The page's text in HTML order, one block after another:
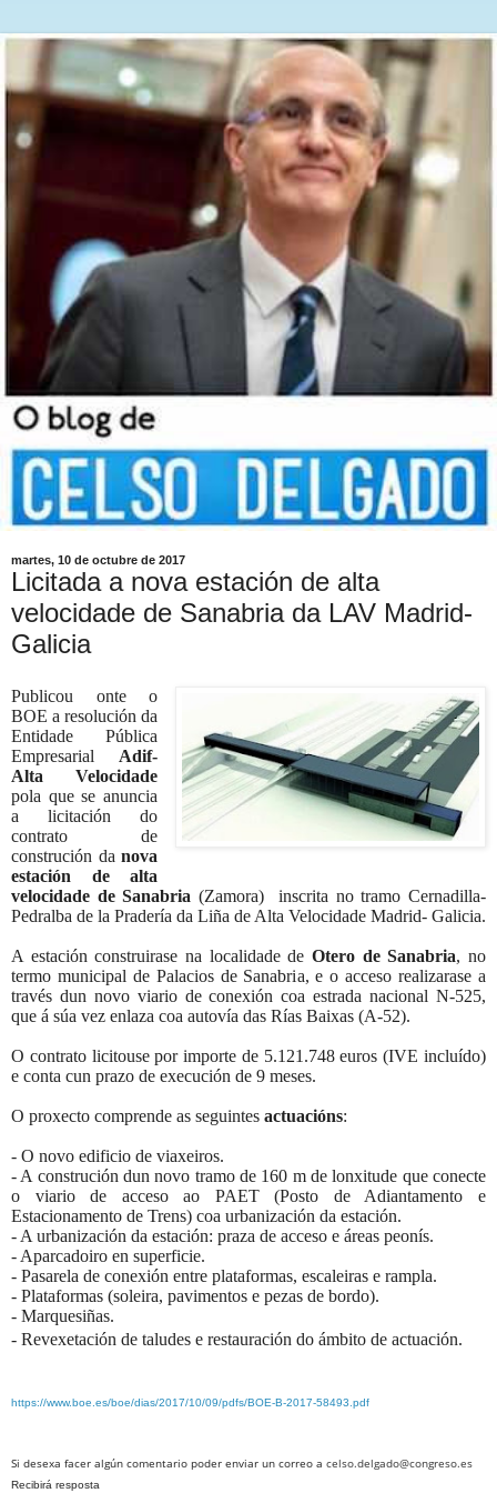
martes, 10 de octubre de 2017
Licitada a nova estación de alta
velocidade de Sanabria da LAV Madrid-
Galicia
Publicou onte o
BOE a resolución da
Entidade Pública
Empresarial Adif-
Alta Velocidade
pola que se anuncia
a licitación do
contrato de
construción danova
estación de alta
velocidade de Sanabria (Zamora) inscrita no tramo Cernadilla-
Pedralba de la Pradería da Liña de Alta Velocidade Madrid- Galicia.
A estación construirase na localidade de Otero de Sanabria, no
termo municipal de Palacios de Sanabria, e o acceso realizarase a
través dun novo viario de conexión coa estrada nacional N-525,
que á súa vez enlaza coa autovía das Rías Baixas (A-52).
O contrato licitouse por importe de 5.121.748 euros (IVE incluído)
e conta cun prazo de execución de 9 meses.
O proxecto comprende as seguintes actuacións:
- O novo edificio de viaxeiros.
- A construción dun novo tramo de 160 m de lonxitude que conecte
o viario de acceso ao PAET (Posto de Adiantamento e
Estacionamento de Trens) coa urbanización da estación.
- A urbanización da estación: praza de acceso e áreas peonís.
- Aparcadoiro en superficie.
- Pasarela de conexión entre plataformas, escaleiras e rampla.
- Plataformas (soleira, pavimentos e pezas de bordo).
- Marquesiñas.
- Revexetación de taludes e restauración do ámbito de actuación.
https://www.boe.es/boe/dias/2017/10/09/pdfs/BOE-B-2017-58493.pdf
Si desexa facer algún comentario poder enviar un correo a celso.delgado@congreso.es
Recibirá resposta